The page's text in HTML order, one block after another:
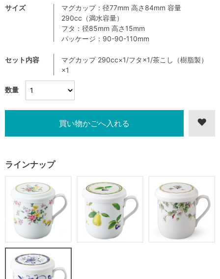
数量
サイズ
マグカップ：径77mm 高さ84mm 容量
290cc（満水容量）
フタ：径85mm 高さ15mm
パッケージ：90-90-110mm
セット内容
マグカップ 290cc×1/フタ×1/茶こし（樹脂製）
×1
ラインナップ